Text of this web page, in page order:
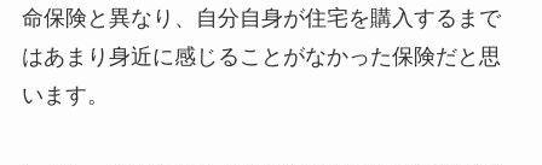
命保険と異なり、自分自身が住宅を購入するまで
はあまり身近に感じることがなかった保険だと思
います。